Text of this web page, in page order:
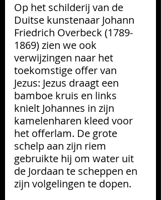
Op het schilderij van de
Duitse kunstenaar Johann
Friedrich Overbeck (1789-
1869) zien we ook
verwijzingen naar het
toekomstige offer van
Jezus: Jezus draagt een
bamboe kruis en links
knielt Johannes in zijn
kamelenharen kleed voor
het offerlam. De grote
schelp aan zijn riem
gebruikte hij om water uit
de Jordaan te scheppen en
zijn volgelingen te dopen.